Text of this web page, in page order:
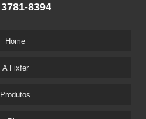
3781-8394
Home
A Fixfer
Produtos